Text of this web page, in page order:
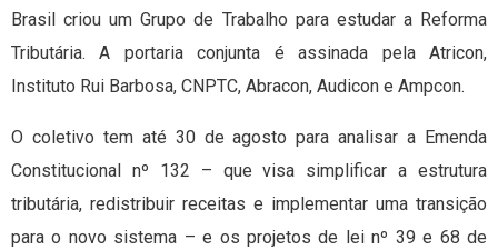
Brasil criou um Grupo de Trabalho para estudar a Reforma
Tributária. A portaria conjunta é assinada pela Atricon,
Instituto Rui Barbosa, CNPTC, Abracon, Audicon e Ampcon.
O coletivo tem até 30 de agosto para analisar a Emenda
Constitucional nº 132 – que visa simplificar a estrutura
tributária, redistribuir receitas e implementar uma transição
para o novo sistema – e os projetos de lei nº 39 e 68 de